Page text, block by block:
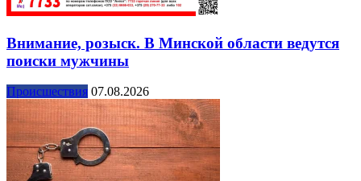
Внимание, розыск. В Минской области ведутся
поиски мужчины
Происшествия 07.08.2026